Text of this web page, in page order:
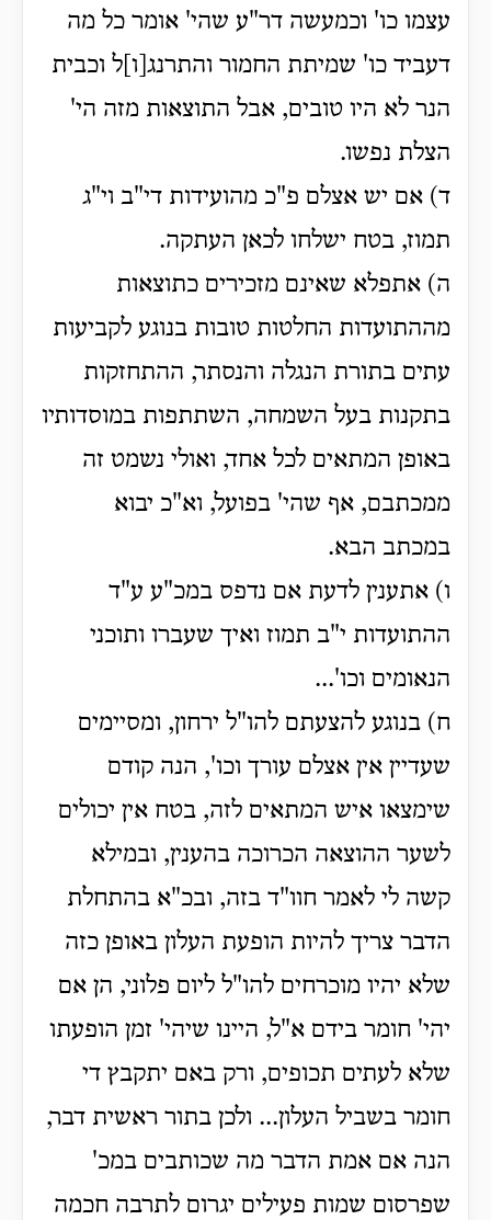
עצמו כו' וכמעשה דר"ע שהי' אומר כל מה
דעביד כו' שמיתת החמור והתרנג[ו]ל וכבית
הנר לא היו טובים, אבל התוצאות מזה הי'
הצלת נפשו.
ד) אם יש אצלם פ"כ מהועידות די"ב וי"ג
תמוז, בטח ישלחו לכאן העתקה.
ה) אתפלא שאינם מזכירים כתוצאות
מההתועדות החלטות טובות בנוגע לקביעות
עתים בתורת הנגלה והנסתר, ההתחזקות
בתקנות בעל השמחה, השתתפות במוסדותיו
באופן המתאים לכל אחד, ואולי נשמט זה
ממכתבם, אף שהי' בפועל, וא"כ יבוא
במכתב הבא.
ו) אתענין לדעת אם נדפס במכ"ע ע"ד
ההתועדות י"ב תמוז ואיך שעברו ותוכני
הנאומים וכו'...
ח) בנוגע להצעתם להו"ל ירחון, ומסיימים
שעדיין אין אצלם עורך וכו', הנה קודם
שימצאו איש המתאים לזה, בטח אין יכולים
לשער ההוצאה הכרוכה בהענין, ובמילא
קשה לי לאמר חוו"ד בזה, ובכ"א בהתחלת
הדבר צריך להיות הופעת העלון באופן כזה
שלא יהיו מוכרחים להו"ל ליום פלוני, הן אם
יהי' חומר בידם א"ל, היינו שיהי' זמן הופעתו
שלא לעתים תכופים, ורק באם יתקבץ די
חומר בשביל העלון... ולכן בתור ראשית דבר,
הנה אם אמת הדבר מה שכותבים במכ'
שפרסום שמות פעילים יגרום לתרבה חכמה